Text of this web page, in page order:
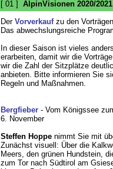
[ 01 ] AlpinVisionen 2020/2021
Der Vorverkaufzu den
Das abwechslungsreiche
In dieser Saison ist vieles
erarbeiten, damit wir die
wir die Zahl der Sitzplätze
anbieten. Bitte informieren Sie
Regeln und Maßnahmen.
Bergfieber- Vom Königssee
6. November
Steffen Hoppenimmt Sie mit
Zunächst visuell: Über die
Meers, den grünen Hundstein,
zum Tor nach Südtirol am